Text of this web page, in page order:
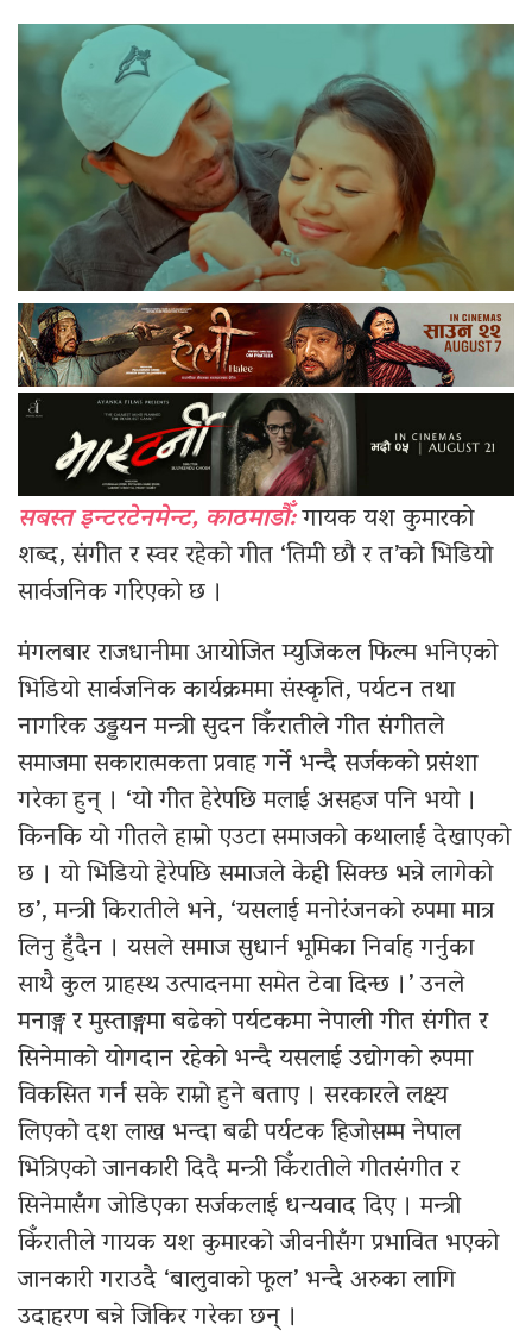
सबस्त इन्टरटेनमेन्ट, काठमाडौँ:गायक यश कुमारको
शब्द, संगीत र स्वर रहेको गीत ‘तिमी छौ र त’को भिडियो
सार्वजनिक गरिएको छ ।
मंगलबार राजधानीमा आयोजित म्युजिकल फिल्म भनिएको
भिडियो सार्वजनिक कार्यक्रममा संस्कृति, पर्यटन तथा
नागरिक उड्डयन मन्त्री सुदन किँरातीले गीत संगीतले
समाजमा सकारात्मकता प्रवाह गर्ने भन्दै सर्जकको प्रसंशा
गरेका हुन् । ‘यो गीत हेरेपछि मलाई असहज पनि भयो ।
किनकि यो गीतले हाम्रो एउटा समाजको कथालाई देखाएको
छ । यो भिडियो हेरेपछि समाजले केही सिक्छ भन्ने लागेको
छ’, मन्त्री किरातीले भने, ‘यसलाई मनोरंजनको रुपमा मात्र
लिनु हुँदैन । यसले समाज सुधार्न भूमिका निर्वाह गर्नुका
साथै कुल ग्राहस्थ उत्पादनमा समेत टेवा दिन्छ ।’ उनले
मनाङ्ग र मुस्ताङ्गमा बढेको पर्यटकमा नेपाली गीत संगीत र
सिनेमाको योगदान रहेको भन्दै यसलाई उद्योगको रुपमा
विकसित गर्न सके राम्रो हुने बताए । सरकारले लक्ष्य
लिएको दश लाख भन्दा बढी पर्यटक हिजोसम्म नेपाल
भित्रिएको जानकारी दिदै मन्त्री किँरातीले गीतसंगीत र
सिनेमासँग जोडिएका सर्जकलाई धन्यवाद दिए । मन्त्री
किँरातीले गायक यश कुमारको जीवनीसँग प्रभावित भएको
जानकारी गराउदै ‘बालुवाको फूल’ भन्दै अरुका लागि
उदाहरण बन्ने जिकिर गरेका छन् ।